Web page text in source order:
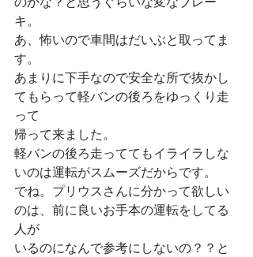
キ。
あ、怖いので車間はだいぶと取ってま
す。
あまりに下手なので安全な所で抜かし
てもらって軽バンの後ろをゆっくり走
って
帰って来ました。
軽バンの後ろ走っててもイライラしな
いのは運転がスムーズだからです。
でね。プリウスさんに分かって欲しい
のは、前に良いお手本の運転をしてる
人が
いるのになんで参考にしないの？？と